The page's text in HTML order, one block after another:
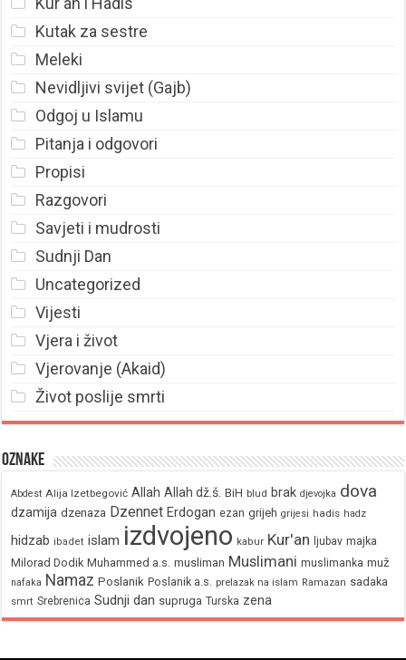
Kutak za sestre
Meleki
Nevidljivi svijet (Gajb)
Odgoj u Islamu
Pitanja i odgovori
Propisi
Razgovori
Savjeti i mudrosti
Sudnji Dan
Uncategorized
Vijesti
Vjera i život
Vjerovanje (Akaid)
Život poslije smrti
Oznake
Abdest Alija Izetbegović Allah Allah dž.š. BiH blud brak djevojka dova
dzamija dzenaza Dzennet Erdogan ezan grijeh grijesi hadis hadz
hidzab ibadet islam izdvojeno kabur Kur'an ljubav majka
Milorad Dodik Muhammed a.s. musliman Muslimani muslimanka muž
nafaka Namaz Poslanik Poslanik a.s. prelazak na islam Ramazan sadaka
smrt Srebrenica Sudnji dan supruga Turska zena